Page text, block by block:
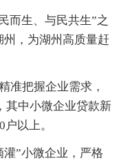
而生、与民共生”之
，为湖州高质量赶
准把握企业需求，
其中小微企业贷款新
以上。
”小微企业，严格